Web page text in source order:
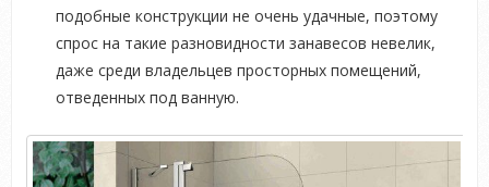
подобные конструкции не очень удачные, поэтому
спрос на такие разновидности занавесов невелик,
даже среди владельцев просторных помещений,
отведенных под ванную.